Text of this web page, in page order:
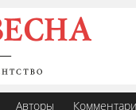
Авторы